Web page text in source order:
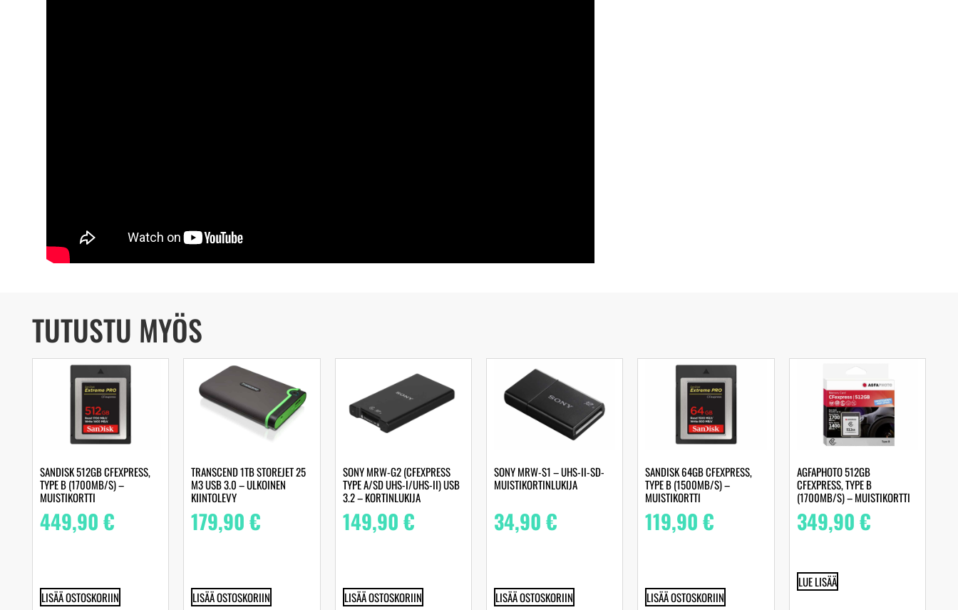
TUTUSTU MYÖS
SANDISK 512GB CFEXPRESS,
TYPE B (1700MB/S) –
MUISTIKORTTI
449,90€
LISÄÄ OSTOSKORIIN
TRANSCEND 1TB STOREJET 25
M3 USB 3.0 – ULKOINEN
KIINTOLEVY
179,90€
LISÄÄ OSTOSKORIIN
SONY MRW-G2 (CFEXPRESS
TYPE A/SD UHS-I/UHS-II) USB
3.2 – KORTINLUKIJA
149,90€
LISÄÄ OSTOSKORIIN
SONY MRW-S1 – UHS-II-SD-
MUISTIKORTINLUKIJA
34,90€
LISÄÄ OSTOSKORIIN
SANDISK 64GB CFEXPRESS,
TYPE B (1500MB/S) –
MUISTIKORTTI
119,90€
LISÄÄ OSTOSKORIIN
AGFAPHOTO 512GB
CFEXPRESS, TYPE B
(1700MB/S) – MUISTIKORTTI
349,90€
LUE LISÄÄ